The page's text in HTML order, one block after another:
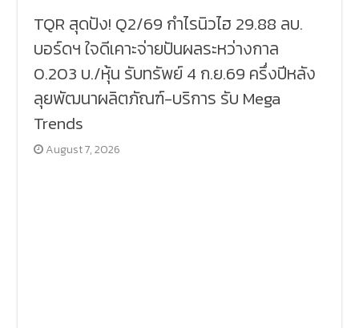
TQR สุดปัง! Q2/69 กำไรนิวไฮ 29.88 ลบ.
บอร์ดฯ ใจดีเคาะจ่ายปันผลระหว่างกาล
0.203 บ./หุ้น รับทรัพย์ 4 ก.ย.69 ครึ่งปีหลัง
ลุยพัฒนาผลิตภัณฑ์-บริการ รับ Mega
Trends
August 7, 2026